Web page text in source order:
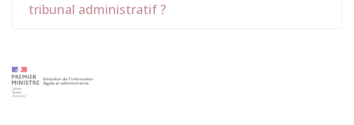
tribunal administratif ?